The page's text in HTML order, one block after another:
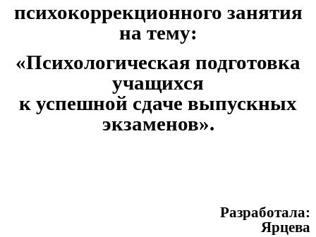
психокоррекционного занятия
на тему:
«Психологическая подготовка
учащихся
к успешной сдаче выпускных
экзаменов».
Разработала:
Ярцева